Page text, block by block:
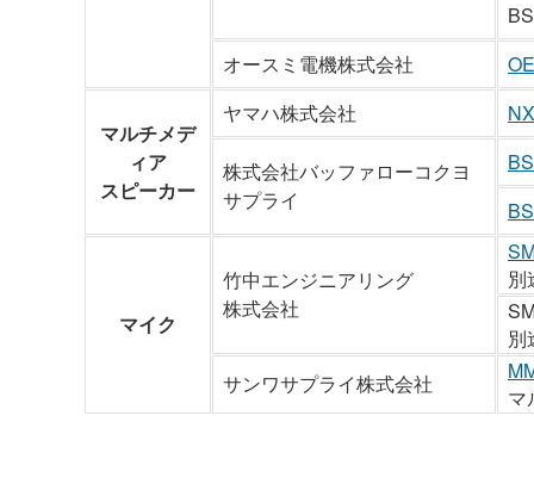
オースミ電機株式会社
マルチメデ
ィア
スピーカー
ヤマハ株式会社
株式会社バッファローコクヨ
サプライ
マイク
竹中エンジニアリング
株式会社
別
別
サンワサプライ株式会社
マ